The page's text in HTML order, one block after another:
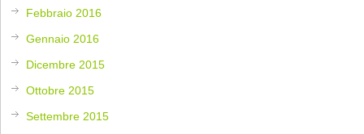
Febbraio 2016
Gennaio 2016
Dicembre 2015
Ottobre 2015
Settembre 2015